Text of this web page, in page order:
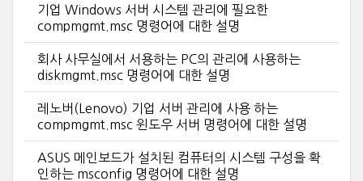
기업 Windows 서버 시스템 관리에 필요한
compmgmt.msc 명령어에 대한 설명
회사 사무실에서 서용하는 PC의 관리에 사용하는
diskmgmt.msc 명령어에 대한 설명
레노버(Lenovo) 기업 서버 관리에 사용 하는
compmgmt.msc 윈도우 서버 명령어에 대한 설명
ASUS 메인보드가 설치된 컴퓨터의 시스템 구성을 확
인하는 msconfig 명령어에 대한 설명